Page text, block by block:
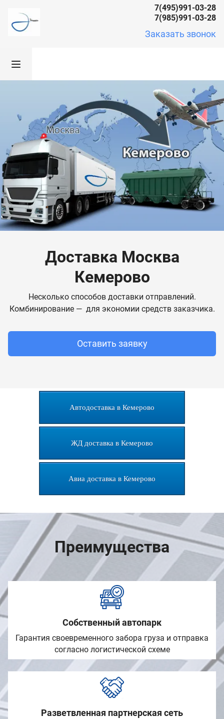
7(495)991-03-28
7(985)991-03-28
Заказать звонок
Доставка Москва
Кемерово
Несколько способов доставки отправлений.
Комбинирование — для экономии средств заказчика.
Оставить заявку
Автодоставка в Кемерово
ЖД доставка в Кемерово
Авиа доставка в Кемерово
Преимущества
Собственный автопарк
Гарантия своевременного забора груза и отправка
согласно логистической схеме
Разветвленная партнерская сеть